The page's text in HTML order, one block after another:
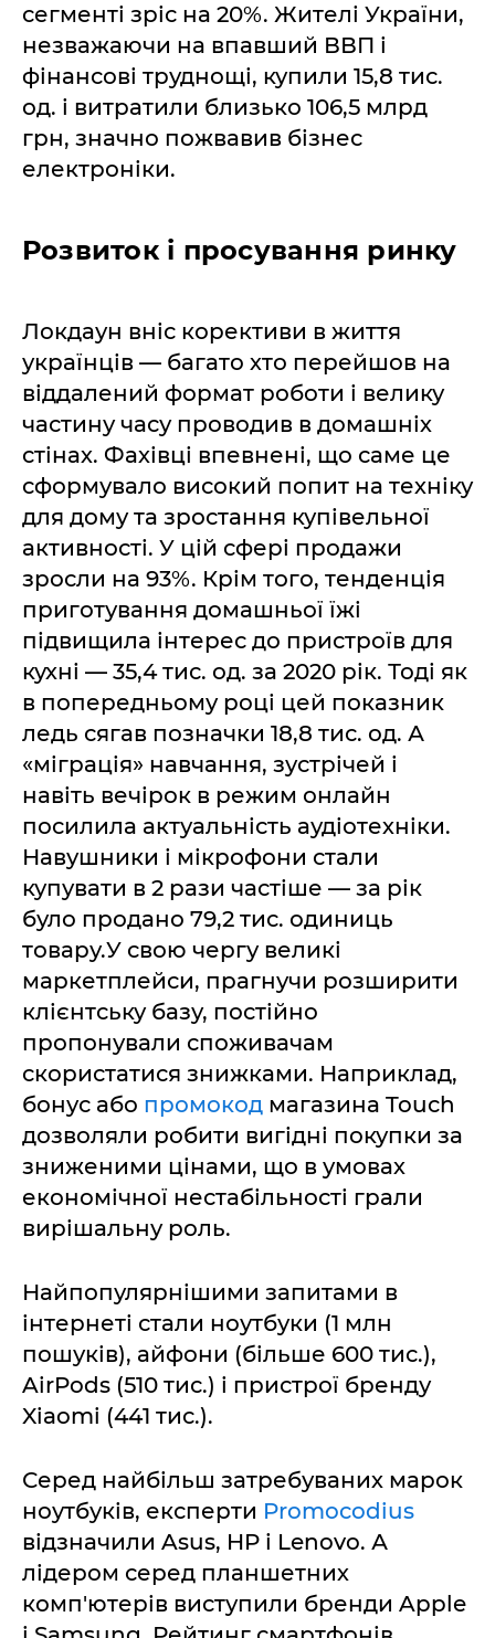
сегменті зріс на 20%. Жителі України,
незважаючи на впавший ВВП і
фінансові труднощі, купили 15,8 тис.
од. і витратили близько 106,5 млрд
грн, значно пожвавив бізнес
електроніки.
Розвиток і просування ринку
Локдаун вніс корективи в життя
українців — багато хто перейшов на
віддалений формат роботи і велику
частину часу проводив в домашніх
стінах. Фахівці впевнені, що саме це
сформувало високий попит на техніку
для дому та зростання купівельної
активності. У цій сфері продажи
зросли на 93%. Крім того, тенденція
приготування домашньої їжі
підвищила інтерес до пристроїв для
кухні — 35,4 тис. од. за 2020 рік. Тоді як
в попередньому році цей показник
ледь сягав позначки 18,8 тис. од. А
«міграція» навчання, зустрічей і
навіть вечірок в режим онлайн
посилила актуальність аудіотехніки.
Навушники і мікрофони стали
купувати в 2 рази частіше — за рік
було продано 79,2 тис. одиниць
товару.У свою чергу великі
маркетплейси, прагнучи розширити
клієнтську базу, постійно
пропонували споживачам
скористатися знижками. Наприклад,
бонус або промокод магазина Touch
дозволяли робити вигідні покупки за
зниженими цінами, що в умовах
економічної нестабільності грали
вирішальну роль.
Найпопулярнішими запитами в
інтернеті стали ноутбуки (1 млн
пошуків), айфони (більше 600 тис.),
AirPods (510 тис.) і пристрої бренду
Xiaomi (441 тис.).
Серед найбільш затребуваних марок
ноутбуків, експерти Promocodius
відзначили Asus, HP і Lenovo. А
лідером серед планшетних
комп'ютерів виступили бренди Apple